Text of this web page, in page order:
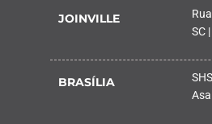
JOINVILLE
SC
BRASÍLIA